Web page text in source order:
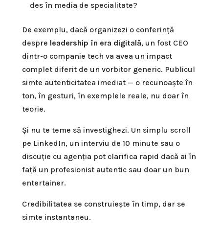
des în media de specialitate?
De exemplu, dacă organizezi o conferință
despre leadership în era digitală, un fost CEO
dintr-o companie tech va avea un impact
complet diferit de un vorbitor generic. Publicul
simte autenticitatea imediat — o recunoaște în
ton, în gesturi, în exemplele reale, nu doar în
teorie.
Și nu te teme să investighezi. Un simplu scroll
pe LinkedIn, un interviu de 10 minute sau o
discuție cu agenția pot clarifica rapid dacă ai în
față un profesionist autentic sau doar un bun
entertainer.
Credibilitatea se construiește în timp, dar se
simte instantaneu.